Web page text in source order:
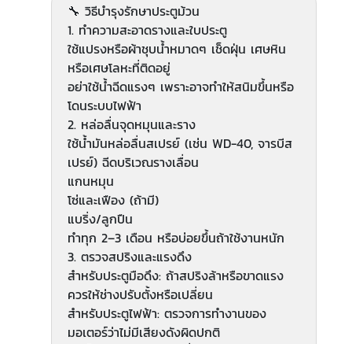
🔧 วิธีบำรุงรักษาประตูม้วน
1. ทำความสะอาดรางและใบประตู
ใช้แปรงหรือผ้าชุบน้ำหมาดๆ เช็ดฝุ่น เศษหิน
หรือเศษโลหะที่ติดอยู่
อย่าใช้น้ำฉีดแรงๆ เพราะอาจทำให้สนิมขึ้นหรือ
โดนระบบไฟฟ้า
2. หล่อลื่นจุดหมุนและราง
ใช้น้ำมันหล่อลื่นสเปรย์ (เช่น WD-40, จารบีส
เปรย์) ฉีดบริเวณรางเลื่อน
แกนหมุน
โซ่และเฟือง (ถ้ามี)
แบริ่ง/ลูกปืน
ทำทุก 2–3 เดือน หรือบ่อยขึ้นถ้าใช้งานหนัก
3. ตรวจสปริงและแรงดึง
สำหรับประตูมือดึง: ถ้าสปริงล้าหรือขาดแรง
ควรให้ช่างปรับตั้งหรือเปลี่ยน
สำหรับประตูไฟฟ้า: ตรวจการทำงานของ
มอเตอร์ว่าไม่มีเสียงดังผิดปกติ